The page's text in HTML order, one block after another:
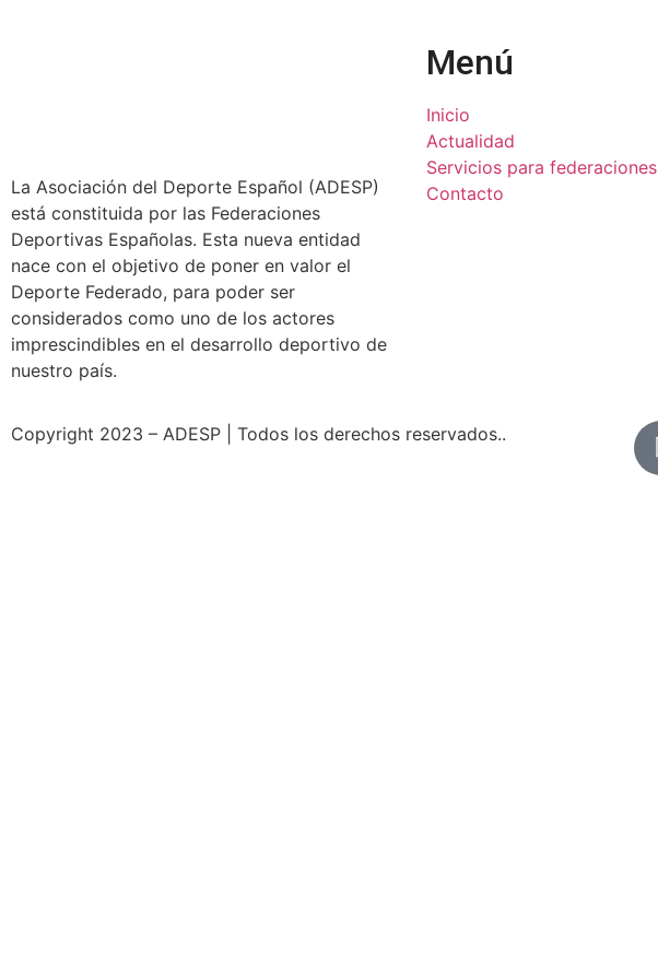
La Asociación del Deporte Español (ADESP)
está constituida por las Federaciones
Deportivas Españolas. Esta nueva entidad
nace con el objetivo de poner en valor el
Deporte Federado, para poder ser
considerados como uno de los actores
imprescindibles en el desarrollo deportivo de
nuestro país.
Menú
Inicio
Actualidad
Servicios para federaciones
Contacto
Copyright 2023 – ADESP | Todos los derechos reservados..